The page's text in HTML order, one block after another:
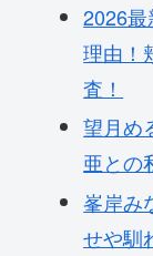
2026
理由！
査！
望月め
亜との
峯岸み
せや馴